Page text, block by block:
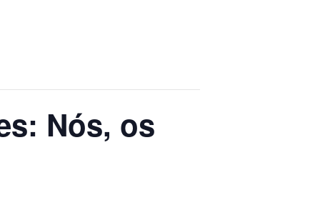
Nós, os